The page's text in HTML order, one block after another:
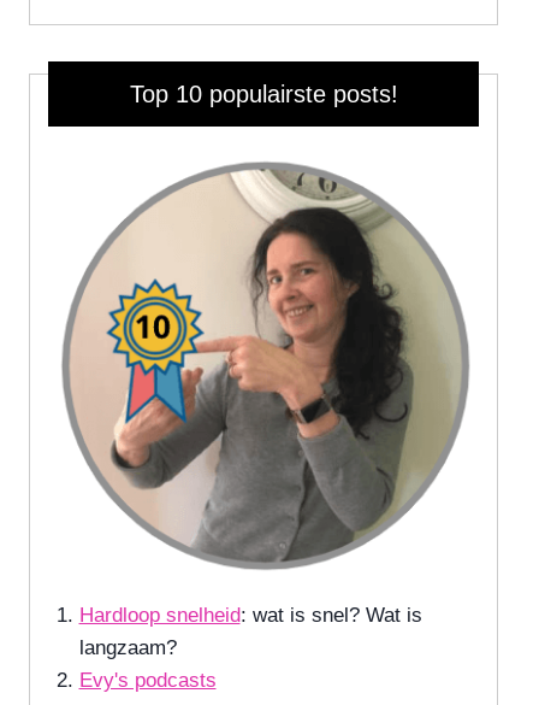
Top 10 populairste posts!
Hardloop snelheid: wat is snel? Wat is
langzaam?
Evy's podcasts